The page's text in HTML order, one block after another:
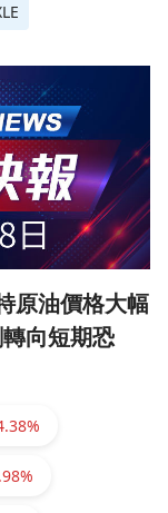
原油價格大幅
向短期恐